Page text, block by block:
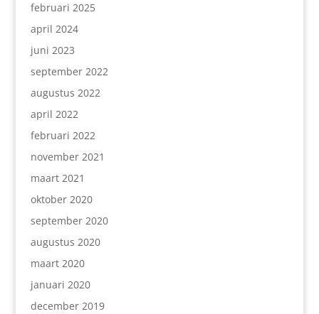
februari 2025
april 2024
juni 2023
september 2022
augustus 2022
april 2022
februari 2022
november 2021
maart 2021
oktober 2020
september 2020
augustus 2020
maart 2020
januari 2020
december 2019